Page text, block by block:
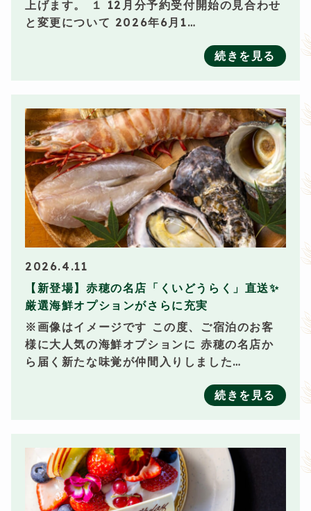
上げます。 １ 12月分予約受付開始の見合わせ
と変更について 2026年6月1…
続きを見る
2026.4.11
【新登場】赤穂の名店「くいどうらく」直送✨
厳選海鮮オプションがさらに充実
※画像はイメージです この度、ご宿泊のお客
様に大人気の海鮮オプションに 赤穂の名店か
ら届く新たな味覚が仲間入りしました…
続きを見る